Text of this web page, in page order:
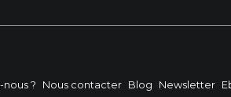
nous ? Nous contacter Blog Newsletter